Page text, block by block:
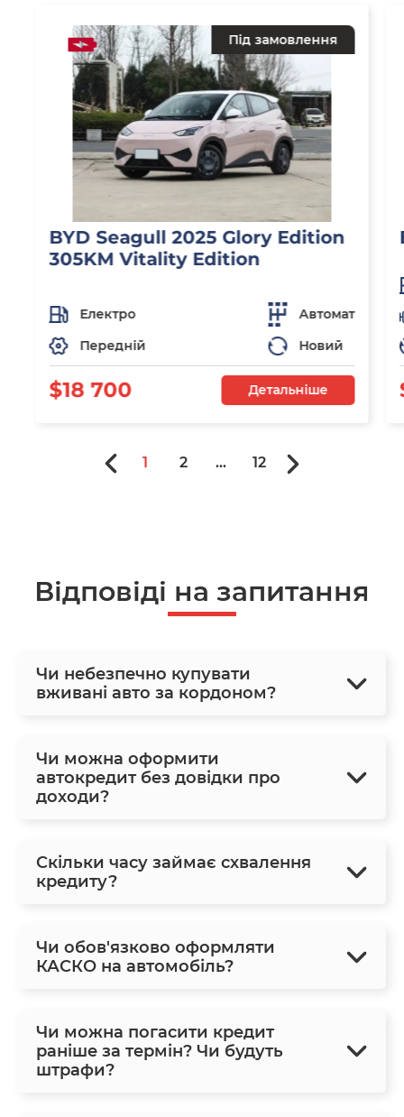
Під замовлення
BYD Seagull 2025 Glory Edition
305KM Vitality Edition
Електро
Автомат
Передній
Новий
$18 700 Детальніше
1 2 ... 12
Відповіді на запитання
Чи небезпечно купувати
вживані авто за кордоном?
Чи можна оформити
автокредит без довідки про
доходи?
Скільки часу займає схвалення
кредиту?
Чи обов'язково оформляти
КАСКО на автомобіль?
Чи можна погасити кредит
раніше за термін? Чи будуть
штрафи?